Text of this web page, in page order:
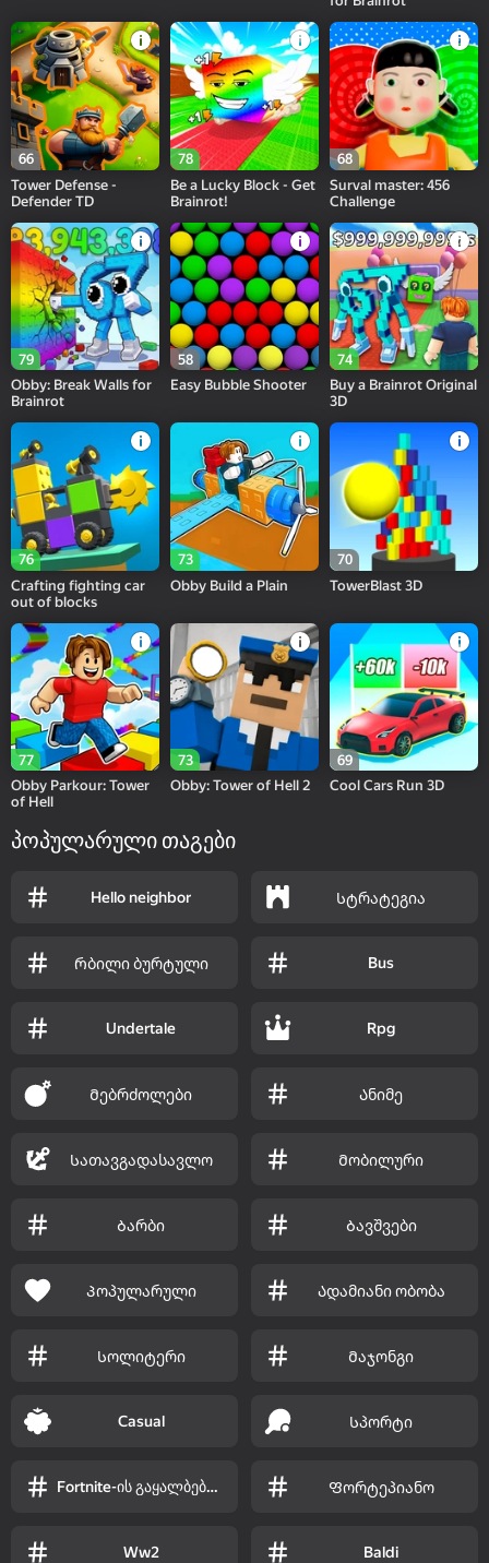
66
Tower Defense -
Defender TD
78
Be a Lucky Block - Get
Brainrot!
68
Surval master: 456
Challenge
79
Obby: Break Walls for
Brainrot
58
Easy Bubble Shooter
74
Buy a Brainrot Original
3D
76
Crafting fighting car
out of blocks
73
Obby Build a Plain
70
TowerBlast 3D
77
Obby Parkour: Tower
of Hell
73
Obby: Tower of Hell 2
69
Cool Cars Run 3D
პოპულარული თაგები
Hello neighbor Სტრატეგია
Რბილი ბურტული Bus
Undertale Rpg
Მებრძოლები Ანიმე
Სათავგადასავლო Მობილური
Ბარბი Ბავშვები
Პოპულარული Ადამიანი ობობა
Სოლიტერი Მაჯონგი
Casual Სპორტი
Fortnite-ის გაყალბებული ვერსია Ფორტეპიანო
Ww2 Baldi